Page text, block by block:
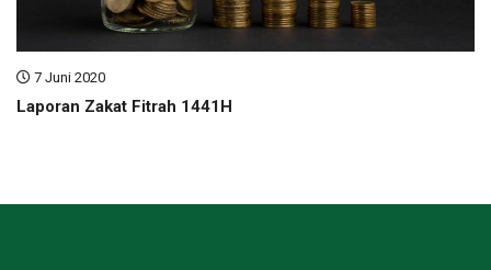
7 Juni 2020
Laporan Zakat Fitrah 1441H